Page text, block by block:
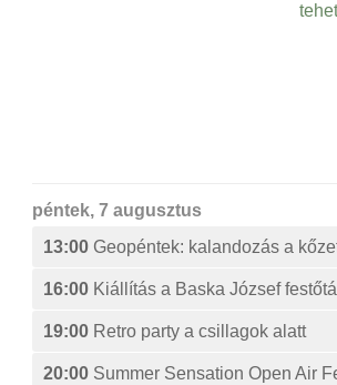
péntek, 7 augusztus
13:00 Geopéntek: kalandozás a
16:00 Kiállítás a Baska József
19:00 Retro party a csillagok alatt
20:00 Summer Sensation Open Air